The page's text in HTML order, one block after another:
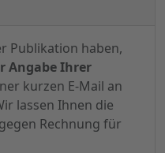
Publikation haben,
Angabe Ihrer
kurzen E-Mail an
lassen Ihnen die
Rechnung für